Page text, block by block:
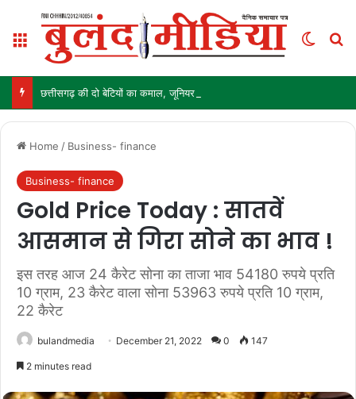
Menu
Home / Business- finance
Business- finance
Gold Price Today : सातवें
आसमान से गिरा सोने का भाव !
इस तरह आज 24 कैरेट सोना का ताजा भाव 54180 रुपये प्रति
10 ग्राम, 23 कैरेट वाला सोना 53963 रुपये प्रति 10 ग्राम,
22 कैरेट
bulandmedia December 21, 2022 0 147
2 minutes read